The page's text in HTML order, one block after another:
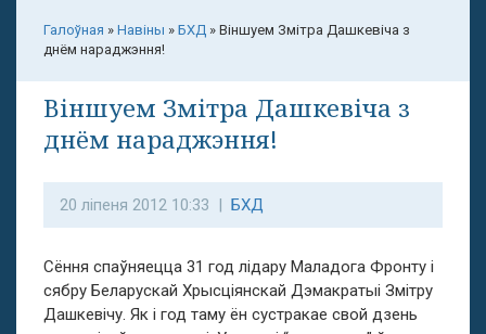
Галоўная » Навіны » БХД » Віншуем Змітра Дашкевіча з
днём нараджэння!
Віншуем Змітра Дашкевіча з
днём нараджэння!
20 ліпеня 2012 10:33 | БХД
Сёння спаўняецца 31 год лідару Маладога Фронту і
сябру Беларускай Хрысціянскай Дэмакратыі Змітру
Дашкевічу. Як і год таму ён сустракае свой дзень